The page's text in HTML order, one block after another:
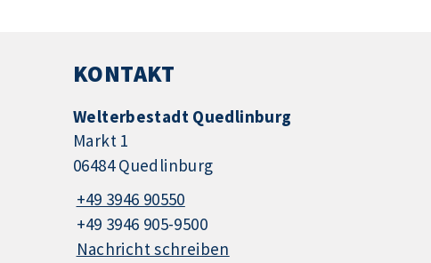
KONTAKT
Welterbestadt Quedlinburg
Markt 1
06484 Quedlinburg
+49 3946 90550
+49 3946 905-9500
Nachricht schreiben